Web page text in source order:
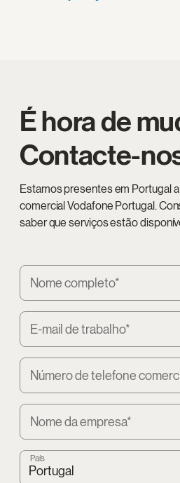
É hora de
Contacte-
Estamos presentes em Portugal
comercial Vodafone Portugal.
saber que serviços estão
Nome completo*
E-mail de trabalho*
Número de telefone
Nome da empresa*
País